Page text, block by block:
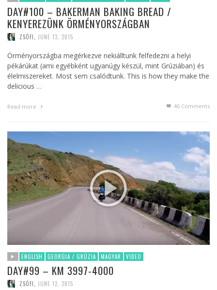
DAY#100 – BAKERMAN BAKING BREAD /
KENYEREZÜNK ÖRMÉNYORSZÁGBAN
ZSÓFI JUNE 13, 2015
Örményországba megérkezve nekiálltunk felfedezni a helyi
pékárúkat (ami egyébként ugyanúgy készül, mint Grúziában) és
élelmiszereket. Most sem csalódtunk. This is how they make the
delicious …
Read more 46 Comments
ENGLISH GEORGIA / GRÚZIA MAGYAR VIDEO
DAY#99 – KM 3997-4000
ZSÓFI JUNE 12, 2015